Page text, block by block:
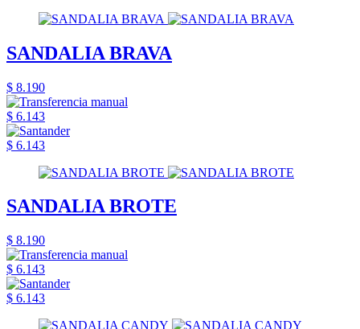
SANDALIA BRAVA
$ 8.190
$ 6.143
$ 6.143
SANDALIA BROTE
$ 8.190
$ 6.143
$ 6.143